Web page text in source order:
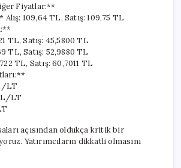
Fiyatlar:**
109,64 TL, Satış: 109,75 TL
TL, Satış: 45,5800 TL
TL, Satış: 52,9880 TL
TL, Satış: 60,7011 TL
LT
LT
açısından oldukça kritik bir
Yatırımcıların dikkatli olmasını